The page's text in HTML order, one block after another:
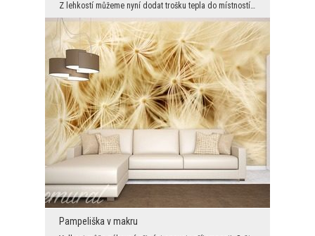
Z lehkostí můžeme nyní dodat trošku tepla do místností. Fototapeta nám představuje pole plná leva...
Pampeliška v makru